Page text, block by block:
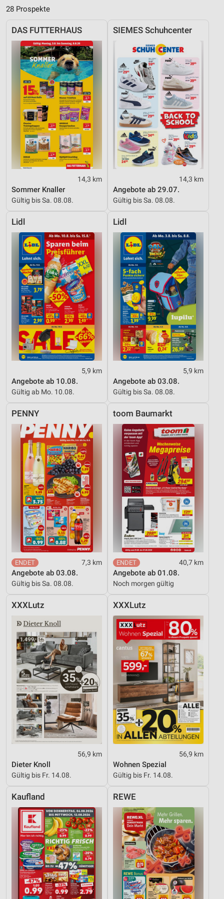
28 Prospekte
DAS FUTTERHAUS
14,3 km
Sommer Knaller
Gültig bis Sa. 08.08.
SIEMES Schuhcenter
14,3 km
Angebote ab 29.07.
Gültig bis Sa. 08.08.
Lidl
5,9 km
Angebote ab 10.08.
Gültig ab Mo. 10.08.
Lidl
5,9 km
Angebote ab 03.08.
Gültig bis Sa. 08.08.
PENNY
7,3 km
Angebote ab 03.08.
Gültig bis Sa. 08.08.
toom Baumarkt
40,7 km
Angebote ab 01.08.
Noch morgen gültig
XXXLutz
56,9 km
Dieter Knoll
Gültig bis Fr. 14.08.
XXXLutz
56,9 km
Wohnen Spezial
Gültig bis Fr. 14.08.
Kaufland REWE